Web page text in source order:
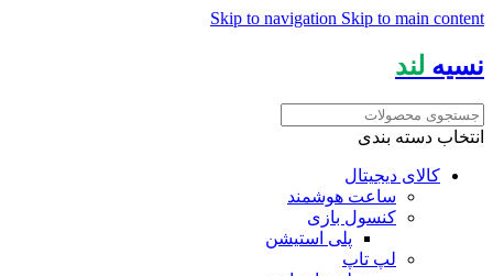
Skip to navigation Skip to main content
نسیه لند
انتخاب دسته بندی
کالای دیجیتال
ساعت هوشمند
کنسول بازی
پلی استیشن
لپ تاپ